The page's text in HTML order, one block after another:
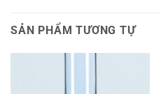
SẢN PHẨM TƯƠNG TỰ